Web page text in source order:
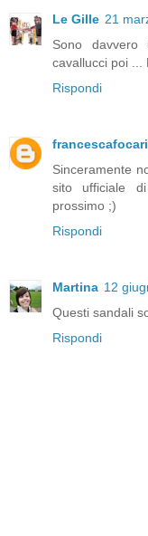
Le Gille 21
Sono
cavallucci poi ...
Rispondi
Sinceramente
sito ufficiale
prossimo ;)
Rispondi
Martina 12
Questi sandali
Rispondi